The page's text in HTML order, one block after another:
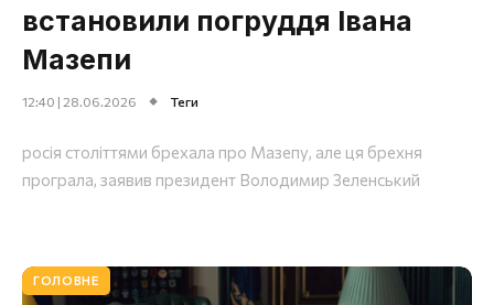
встановили погруддя Івана
Мазепи
12:40 | 28.06.2026 Теги
росія століттями брехала про Мазепу, але ця брехня
програла, заявив президент Володимир Зеленський
ГОЛОВНЕ